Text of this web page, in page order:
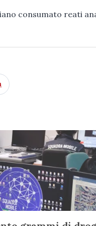
consumato reati